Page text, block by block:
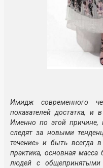
Имидж современного
показателей достатка, и
Именно по этой
следят за новыми
течение» и быть всегда
практика, основная
людей с общепринятыми